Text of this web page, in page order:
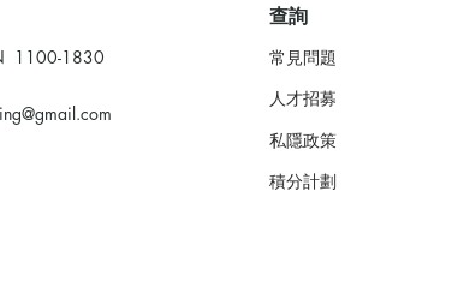
1100-1830
查詢
常見問題
人才招募
私隱政策
​積分計劃